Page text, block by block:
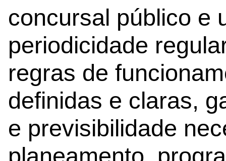
concursal público e
periodicidade
regras de
definidas e claras,
e previsibilidade